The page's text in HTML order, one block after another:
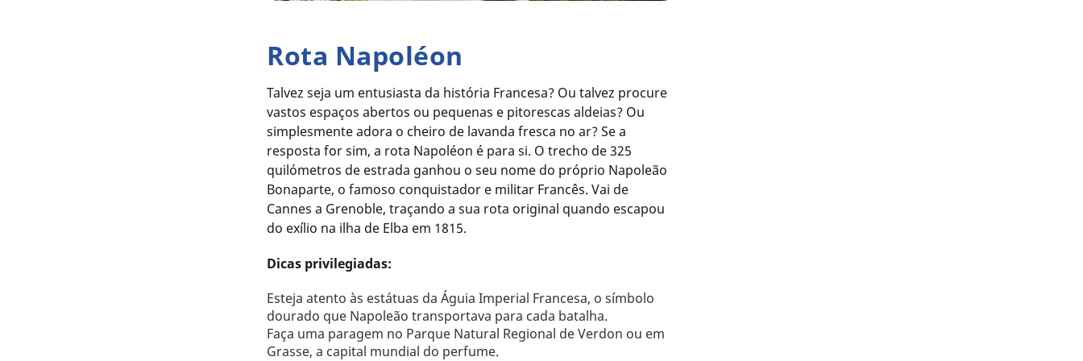
Rota Napoléon
Talvez seja um entusiasta da história Francesa? Ou talvez procure
vastos espaços abertos ou pequenas e pitorescas aldeias? Ou
simplesmente adora o cheiro de lavanda fresca no ar? Se a
resposta for sim, a rota Napoléon é para si. O trecho de 325
quilómetros de estrada ganhou o seu nome do próprio Napoleão
Bonaparte, o famoso conquistador e militar Francês. Vai de
Cannes a Grenoble, traçando a sua rota original quando escapou
do exílio na ilha de Elba em 1815.
Dicas privilegiadas:
Esteja atento às estátuas da Águia Imperial Francesa, o símbolo
dourado que Napoleão transportava para cada batalha.
Faça uma paragem no Parque Natural Regional de Verdon ou em
Grasse, a capital mundial do perfume.